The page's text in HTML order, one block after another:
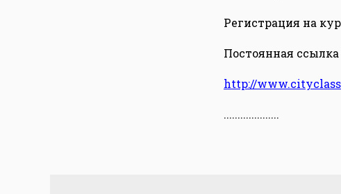
Регистрация на
Постоянная ссылка
http://
....................